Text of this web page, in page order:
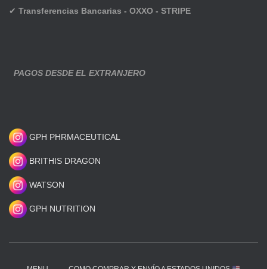
✔ Transferencias Bancarias - OXXO - STRIPE
PAGOS DESDE EL EXTRANJERO
GPH PHRMACEUTICAL
BRITHIS DRAGON
WATSON
GPH NUTRITION